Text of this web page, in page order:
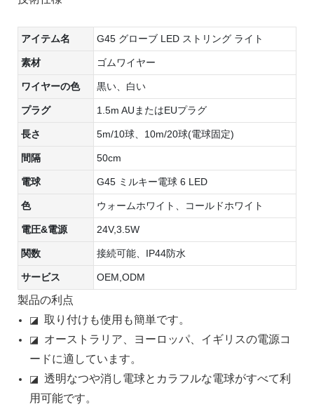
アイテム名 G45 グローブ LED ストリング ライト
素材 ゴムワイヤー
ワイヤーの色 黒い、白い
プラグ 1.5m AUまたはEUプラグ
長さ 5m/10球、10m/20球(電球固定)
間隔 50cm
電球 G45 ミルキー電球 6 LED
色 ウォームホワイト、コールドホワイト
電圧&電源 24V,3.5W
関数 接続可能、IP44防水
サービス OEM,ODM
製品の利点
◪ 取り付けも使用も簡単です。
◪
オーストラリア、ヨーロッパ、イギリスの電源コ
ードに適しています。
◪ 透明なつや消し電球とカラフルな電球がすべて利
用可能です。